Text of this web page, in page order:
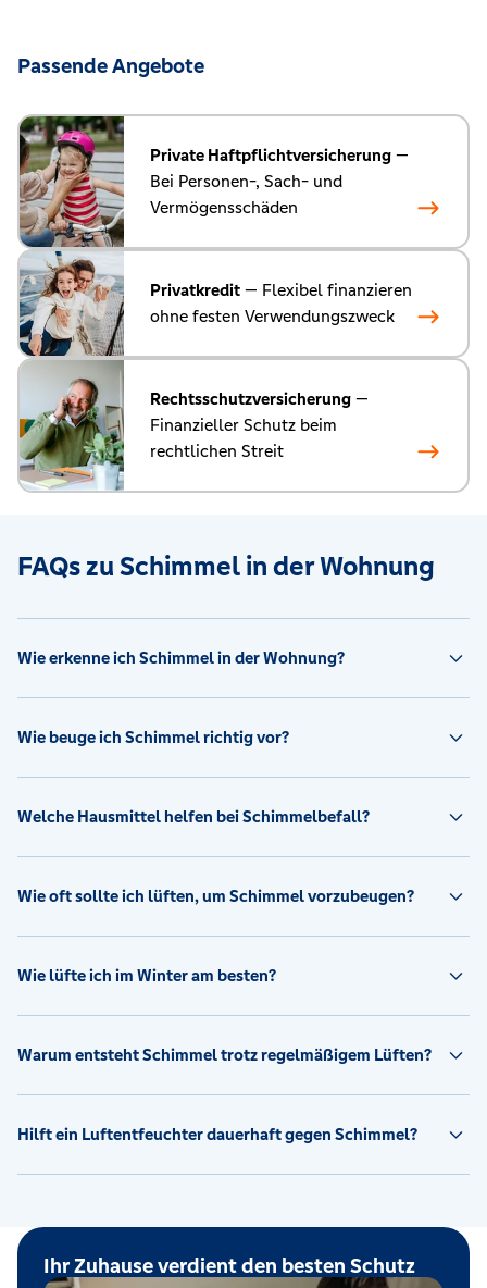
Passende Angebote
Private Haftpflichtversicherung —
Bei Personen-, Sach- und
Vermögensschäden
Privatkredit — Flexibel finanzieren
ohne festen Verwendungszweck
Rechtsschutzversicherung —
Finanzieller Schutz beim
rechtlichen Streit
FAQs zu Schimmel in der Wohnung
Wie erkenne ich Schimmel in der Wohnung?
Wie beuge ich Schimmel richtig vor?
Welche Hausmittel helfen bei Schimmelbefall?
Wie oft sollte ich lüften, um Schimmel vorzubeugen?
Wie lüfte ich im Winter am besten?
Warum entsteht Schimmel trotz regelmäßigem Lüften?
Hilft ein Luftentfeuchter dauerhaft gegen Schimmel?
Ihr Zuhause verdient den besten Schutz